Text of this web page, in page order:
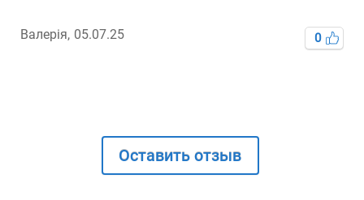
Валерія, 05.07.25 0
Оставить отзыв